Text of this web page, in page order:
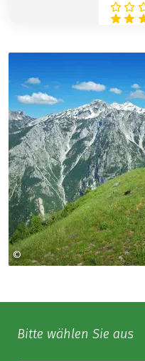
© Zbulo
Bitte wählen Sie aus